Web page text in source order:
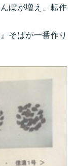
ぼが増え、転作
そばが一番作り